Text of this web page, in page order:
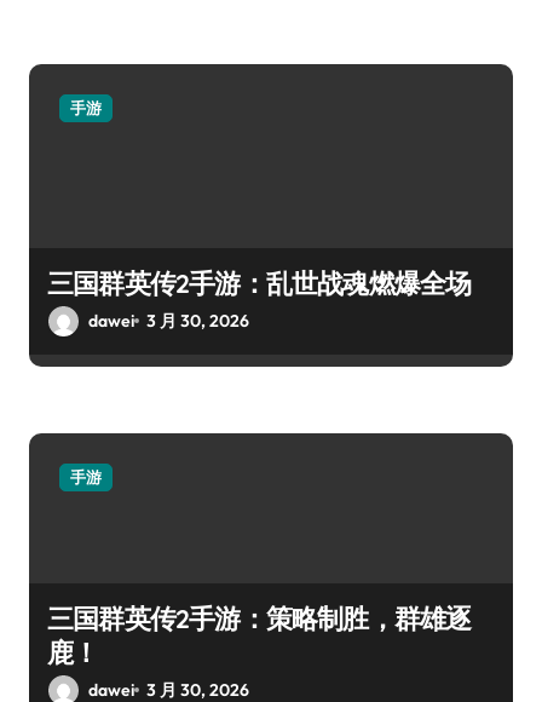
手游
三国群英传2手游：乱世战魂燃爆全场
dawei 3 月 30, 2026
手游
三国群英传2手游：策略制胜，群雄逐
鹿！
dawei 3 月 30, 2026